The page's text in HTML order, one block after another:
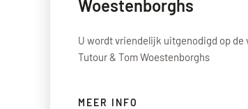
Woestenborghs
U wordt vriendelijk uitgenodigd op
Tutour & Tom Woestenborghs
MEER INFO